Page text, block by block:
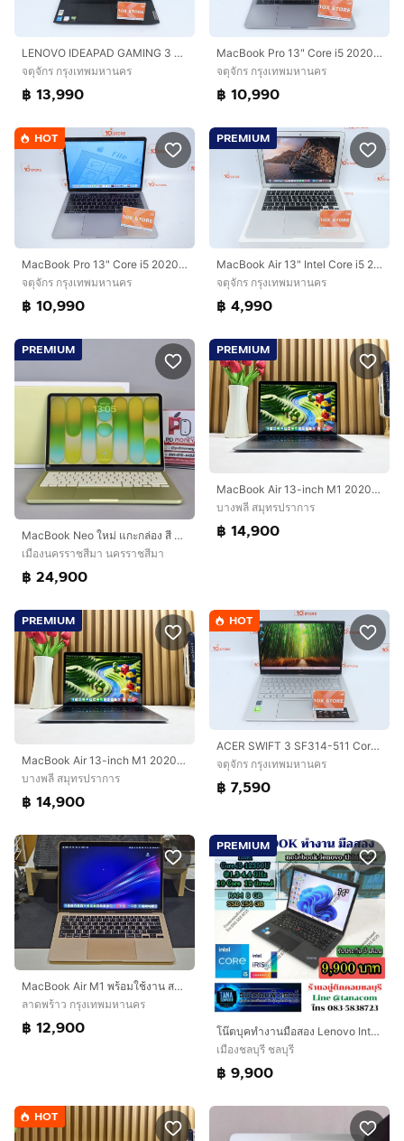
LENOVO IDEAPAD GAMING 3 CORE I5-11300H.RTX3050 RAM8.512GB
จตุจักร กรุงเทพมหานคร
฿ 13,990
MacBook Pro 13" Core i5 2020 16.512GB
จตุจักร กรุงเทพมหานคร
฿ 10,990
HOT
MacBook Pro 13" Core i5 2020 16.512GB
จตุจักร กรุงเทพมหานคร
฿ 10,990
PREMIUM
MacBook Air 13" Intel Core i5 2017 8.128GB
จตุจักร กรุงเทพมหานคร
฿ 4,990
PREMIUM
MacBook Neo ใหม่ แกะกล่อง สี Citrus
เมืองนครราชสีมา นครราชสีมา
฿ 24,900
PREMIUM
MacBook Air 13-inch M1 2020 Ram8GB SSD256GB SpaceGray
บางพลี สมุทรปราการ
฿ 14,900
PREMIUM
MacBook Air 13-inch M1 2020 Ram8GB SSD256GB SpaceGray
บางพลี สมุทรปราการ
฿ 14,900
HOT
ACER SWIFT 3 SF314-511 Core i5-1135G7 Ram8.512GB
จตุจักร กรุงเทพมหานคร
฿ 7,590
MacBook Air M1 พร้อมใช้งาน สภาพสวย ราคาคุ้ม ไม่มีกล่อง
ลาดพร้าว กรุงเทพมหานคร
฿ 12,900
PREMIUM
โน๊ตบุคทำงานมือสอง Lenovo Intel Core I5-12350U Ram8GB SSD256GB
เมืองชลบุรี ชลบุรี
฿ 9,900
HOT